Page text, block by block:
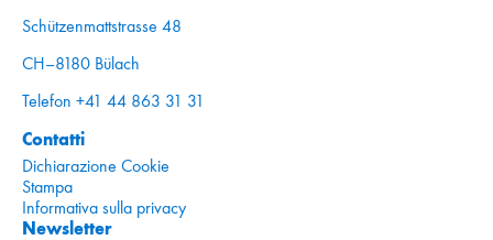
Schützenmattstrasse 48
CH–8180 Bülach
Telefon +41 44 863 31 31
Contatti
Dichiarazione Cookie
Stampa
Informativa sulla privacy
Newsletter